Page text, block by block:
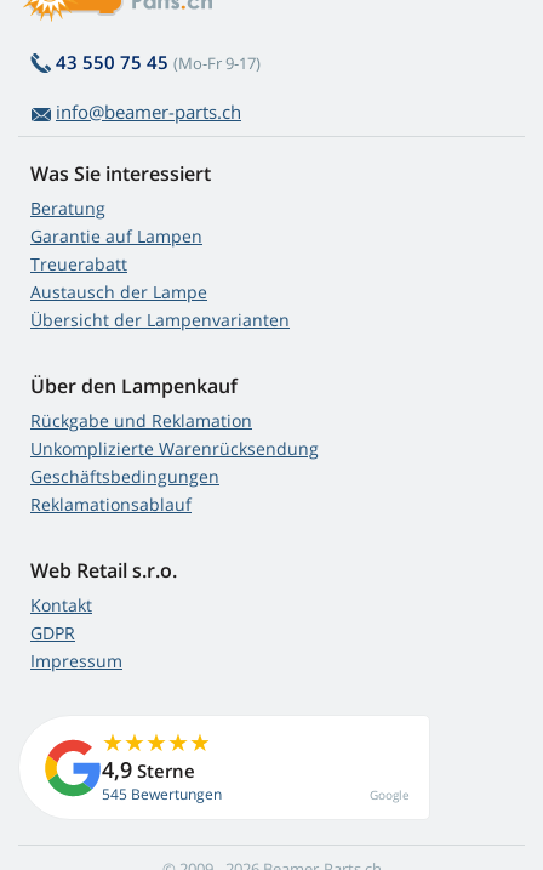
43 550 75 45 (Mo-Fr 9-17)
info@beamer-parts.ch
Was Sie interessiert
Beratung
Garantie auf Lampen
Treuerabatt
Austausch der Lampe
Übersicht der Lampenvarianten
Über den Lampenkauf
Rückgabe und Reklamation
Unkomplizierte Warenrücksendung
Geschäftsbedingungen
Reklamationsablauf
Web Retail s.r.o.
Kontakt
GDPR
Impressum
4,9 Sterne
545 Bewertungen Google